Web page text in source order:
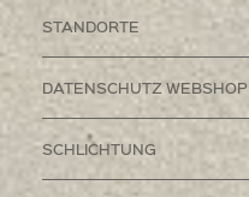
STANDORTE
DATENSCHUTZ WEBSHOP
SCHLICHTUNG